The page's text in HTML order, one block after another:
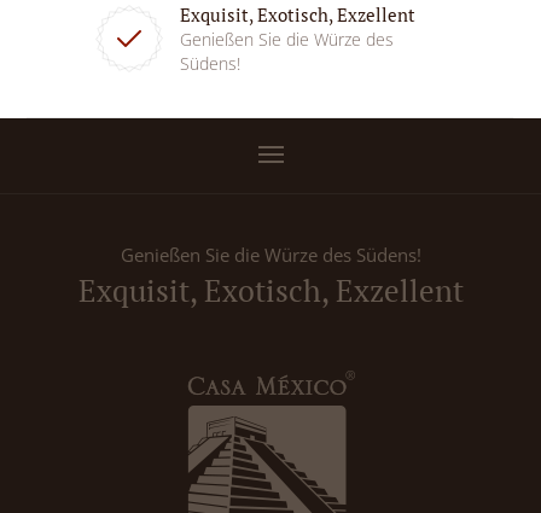
Exquisit, Exotisch, Exzellent
Genießen Sie die Würze des
Südens!
Genießen Sie die Würze des Südens!
Exquisit, Exotisch, Exzellent